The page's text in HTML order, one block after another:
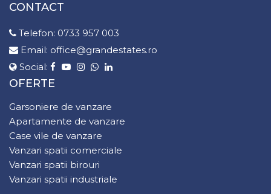
CONTACT
Telefon: 0733 957 003
Email: office@grandestates.ro
Social:
OFERTE
Garsoniere de vanzare
Apartamente de vanzare
Case vile de vanzare
Vanzari spatii comerciale
Vanzari spatii birouri
Vanzari spatii industriale